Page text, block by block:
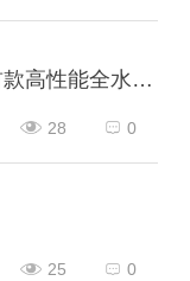
0碳、0毒、0废｜华昌发布全球首款高性能全水性鞋革“三零生态皮”
0
28
0
25